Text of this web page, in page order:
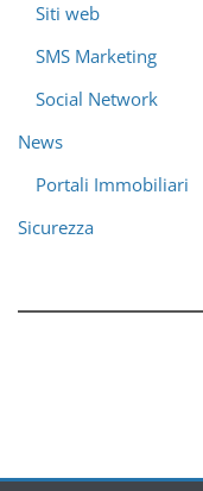
Siti web
SMS Marketing
Social Network
News
Portali Immobiliari
Sicurezza